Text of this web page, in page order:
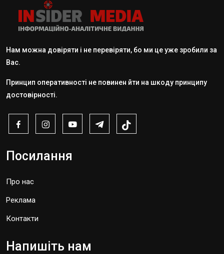
Нам можна довіряти і не перевіряти, бо ми це уже зробили за
Вас.
Принцип оперативності не повинен йти на шкоду принципу
достовірності.
Посилання
Про нас
Реклама
Контакти
Напишіть нам